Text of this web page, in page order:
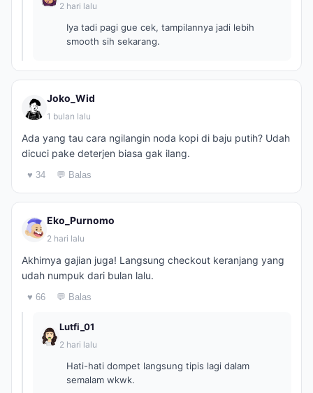
2 hari lalu
Iya tadi pagi gue cek, tampilannya jadi lebih
smooth sih sekarang.
Joko_Wid
1 bulan lalu
Ada yang tau cara ngilangin noda kopi di baju putih? Udah
dicuci pake deterjen biasa gak ilang.
♥ 34 💬 Balas
Eko_Purnomo
2 hari lalu
Akhirnya gajian juga! Langsung checkout keranjang yang
udah numpuk dari bulan lalu.
♥ 66 💬 Balas
Lutfi_01
2 hari lalu
Hati-hati dompet langsung tipis lagi dalam
semalam wkwk.